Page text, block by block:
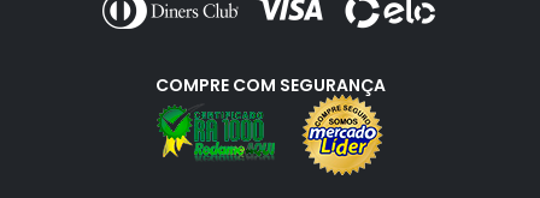
COMPRE COM SEGURANÇA